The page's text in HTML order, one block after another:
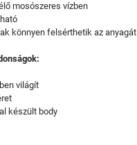
mosószeres vízben
könnyen felsérthetik az anyagát
világít
készült body